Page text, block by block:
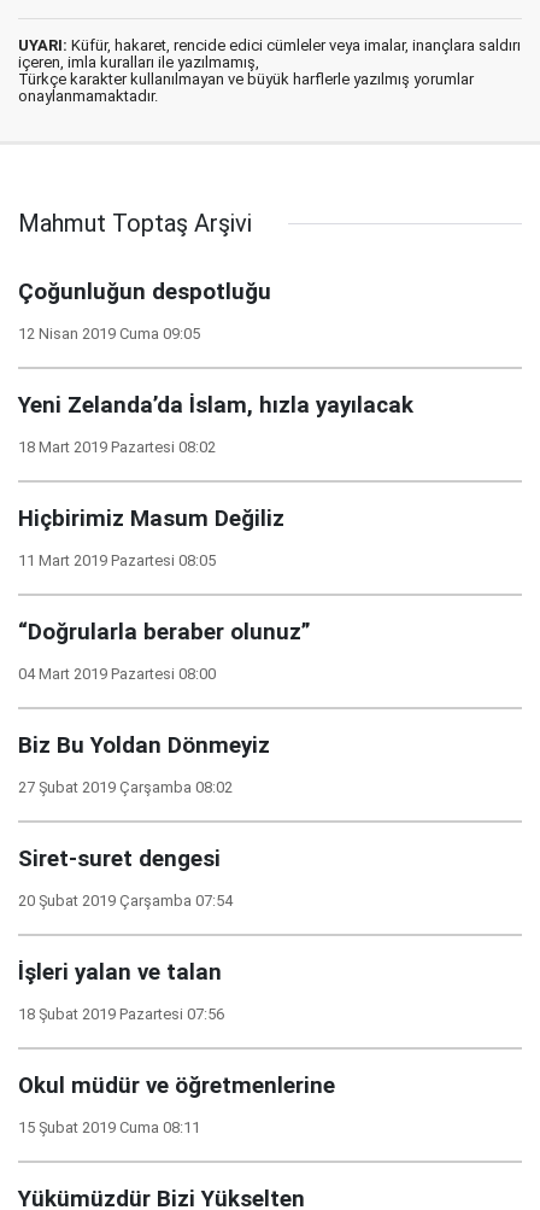
UYARI: Küfür, hakaret, rencide edici cümleler veya imalar, inançlara saldırı
içeren, imla kuralları ile yazılmamış,
Türkçe karakter kullanılmayan ve büyük harflerle yazılmış yorumlar
onaylanmamaktadır.
Mahmut Toptaş Arşivi
Çoğunluğun despotluğu
12 Nisan 2019 Cuma 09:05
Yeni Zelanda’da İslam, hızla yayılacak
18 Mart 2019 Pazartesi 08:02
Hiçbirimiz Masum Değiliz
11 Mart 2019 Pazartesi 08:05
“Doğrularla beraber olunuz”
04 Mart 2019 Pazartesi 08:00
Biz Bu Yoldan Dönmeyiz
27 Şubat 2019 Çarşamba 08:02
Siret-suret dengesi
20 Şubat 2019 Çarşamba 07:54
İşleri yalan ve talan
18 Şubat 2019 Pazartesi 07:56
Okul müdür ve öğretmenlerine
15 Şubat 2019 Cuma 08:11
Yükümüzdür Bizi Yükselten